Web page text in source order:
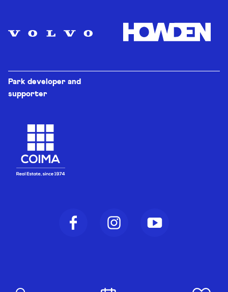
Park developer and
supporter